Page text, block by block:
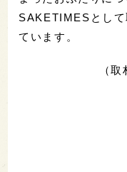
SAKETIMESとし
ています。
（